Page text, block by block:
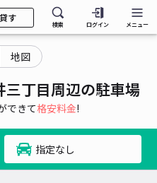
す
検索 ログイン メニュー
地図
丁目周辺の駐車場
できて格安料金!
指定なし